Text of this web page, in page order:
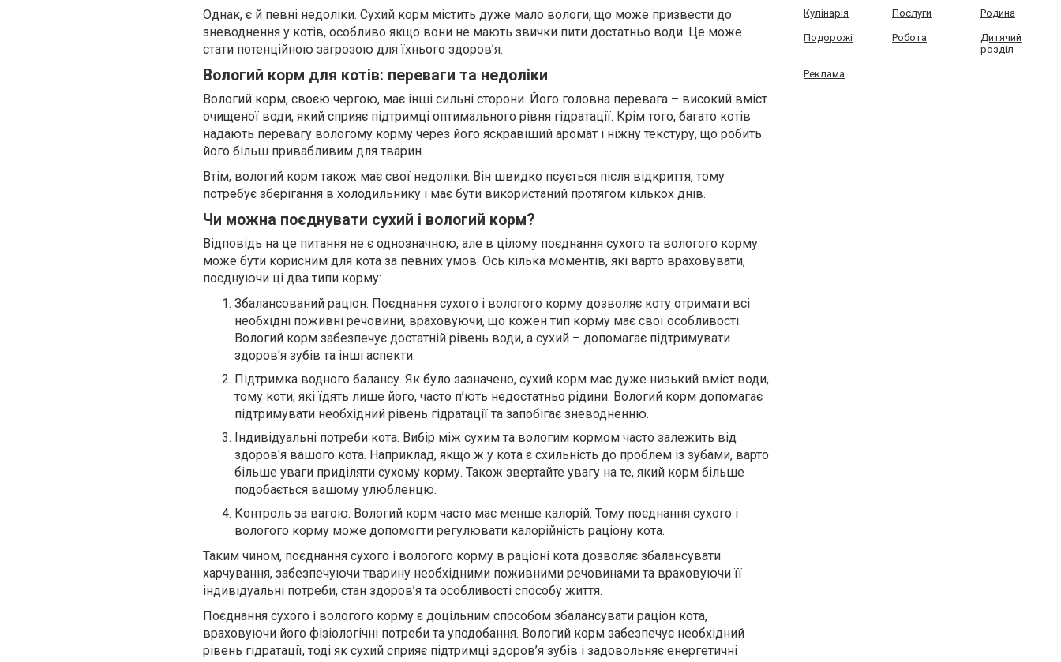
Однак, є й певні недоліки. Сухий корм містить дуже мало вологи, що може призвести до
зневоднення у котів, особливо якщо вони не мають звички пити достатньо води. Це може
стати потенційною загрозою для їхнього здоров’я.
Вологий корм для котів: переваги та недоліки
Вологий корм, своєю чергою, має інші сильні сторони. Його головна перевага – високий вміст
очищеної води, який сприяє підтримці оптимального рівня гідратації. Крім того, багато котів
надають перевагу вологому корму через його яскравіший аромат і ніжну текстуру, що робить
його більш привабливим для тварин.
Втім, вологий корм також має свої недоліки. Він швидко псується після відкриття, тому
потребує зберігання в холодильнику і має бути використаний протягом кількох днів.
Чи можна поєднувати сухий і вологий корм?
Відповідь на це питання не є однозначною, але в цілому поєднання сухого та вологого корму
може бути корисним для кота за певних умов. Ось кілька моментів, які варто враховувати,
поєднуючи ці два типи корму:
Збалансований раціон. Поєднання сухого і вологого корму дозволяє коту отримати всі
необхідні поживні речовини, враховуючи, що кожен тип корму має свої особливості.
Вологий корм забезпечує достатній рівень води, а сухий – допомагає підтримувати
здоров'я зубів та інші аспекти.
Підтримка водного балансу. Як було зазначено, сухий корм має дуже низький вміст води,
тому коти, які їдять лише його, часто п’ють недостатньо рідини. Вологий корм допомагає
підтримувати необхідний рівень гідратації та запобігає зневодненню.
Індивідуальні потреби кота. Вибір між сухим та вологим кормом часто залежить від
здоров'я вашого кота. Наприклад, якщо ж у кота є схильність до проблем із зубами, варто
більше уваги приділяти сухому корму. Також звертайте увагу на те, який корм більше
подобається вашому улюбленцю.
Контроль за вагою. Вологий корм часто має менше калорій. Тому поєднання сухого і
вологого корму може допомогти регулювати калорійність раціону кота.
Таким чином, поєднання сухого і вологого корму в раціоні кота дозволяє збалансувати
харчування, забезпечуючи тварину необхідними поживними речовинами та враховуючи її
індивідуальні потреби, стан здоров’я та особливості способу життя.
Поєднання сухого і вологого корму є доцільним способом збалансувати раціон кота,
враховуючи його фізіологічні потреби та уподобання. Вологий корм забезпечує необхідний
рівень гідратації, тоді як сухий сприяє підтримці здоров’я зубів і задовольняє енергетичні
Кулінарія Послуги Родина
Подорожі Робота
Дитячий
розділ
Реклама